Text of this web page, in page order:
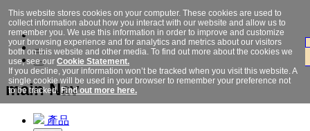
main Nav
產品
This website stores cookies on your computer. These cookies are used to
collect information about how you interact with our website and allow us to
remember you. We use this information in order to improve and customize
your browsing experience and for analytics and metrics about our visitors
both on this website and other media. To find out more about the cookies we
use, see our Cookie Statement.
If you decline, your information won’t be tracked when you visit this website. A
single cookie will be used in your browser to remember your preference not
to be tracked. Find out more here.